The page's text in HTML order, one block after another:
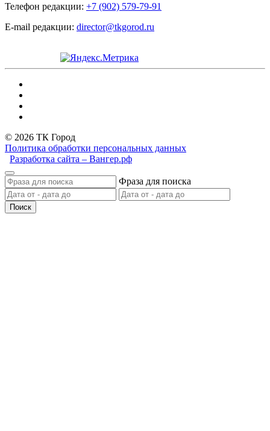
Телефон редакции: +7 (902) 579-79-91
E-mail редакции: director@tkgorod.ru
© 2026 ТК Город
Политика обработки персональных данных
Разработка сайта – Вангер.рф
Фраза для поиска
Поиск